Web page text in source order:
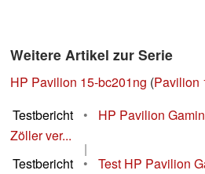
Weitere Artikel zur Serie
HP Pavilion 15-bc201ng (Pavilion
Testbericht
•
HP Pavilion
Zöller ver...
|
Testbericht
•
Test HP Pavilion